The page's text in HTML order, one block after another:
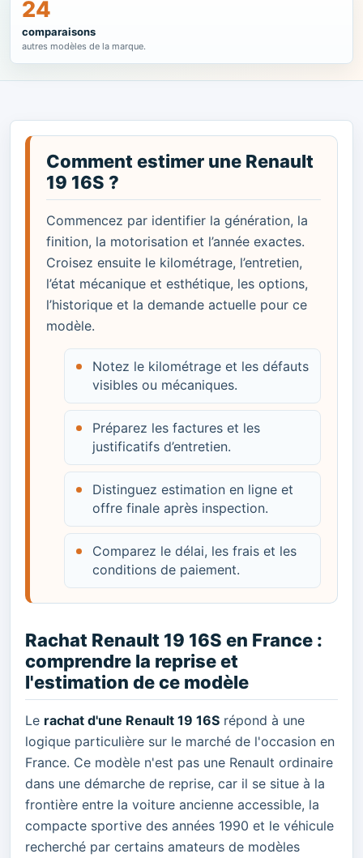
24
comparaisons
autres modèles de la marque.
Comment estimer une Renault
19 16S ?
Commencez par identifier la génération, la
finition, la motorisation et l’année exactes.
Croisez ensuite le kilométrage, l’entretien,
l’état mécanique et esthétique, les options,
l’historique et la demande actuelle pour ce
modèle.
Notez le kilométrage et les défauts
visibles ou mécaniques.
Préparez les factures et les
justificatifs d’entretien.
Distinguez estimation en ligne et
offre finale après inspection.
Comparez le délai, les frais et les
conditions de paiement.
Rachat Renault 19 16S en France :
comprendre la reprise et
l'estimation de ce modèle
Le rachat d'une Renault 19 16S répond à une
logique particulière sur le marché de l'occasion en
France. Ce modèle n'est pas une Renault ordinaire
dans une démarche de reprise, car il se situe à la
frontière entre la voiture ancienne accessible, la
compacte sportive des années 1990 et le véhicule
recherché par certains amateurs de modèles